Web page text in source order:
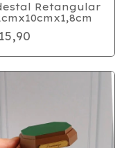
Retangular